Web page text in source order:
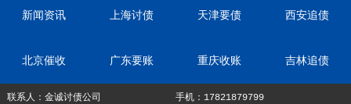
新闻资讯 上海讨债 天津要债 西安追债
北京催收 广东要账 重庆收账 吉林追债
联系人：金诚讨债公司 手机：17821879799